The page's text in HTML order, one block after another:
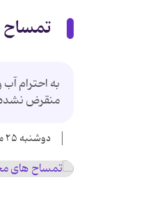
به احترام
منقرض نشده
دوشنبه ۲۵ مرداد ۱۳۸۹ - ۰۰:۰۰